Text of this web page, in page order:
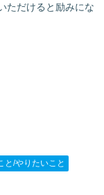
ただけると励みにな
と/やりたいこと